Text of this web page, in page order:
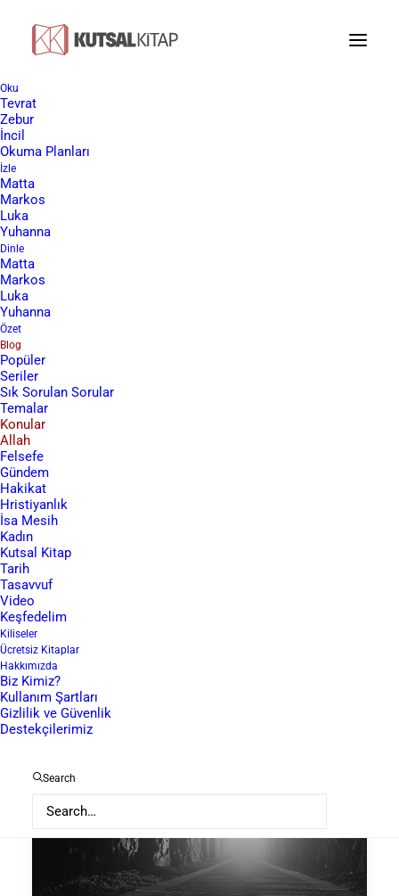
Oku
Tevrat
Zebur
İncil
Okuma Planları
İzle
Matta
Markos
Luka
Yuhanna
Dinle
Matta
Markos
Luka
Yuhanna
Özet
Blog
Popüler
Seriler
Sık Sorulan Sorular
Temalar
Konular
Allah
Felsefe
Gündem
Hakikat
Hristiyanlık
İsa Mesih
Kadın
Kutsal Kitap
Tarih
Tasavvuf
Video
Keşfedelim
Kiliseler
Ücretsiz Kitaplar
Hakkımızda
Biz Kimiz?
Kullanım Şartları
Gizlilik ve Güvenlik
Destekçilerimiz
Search